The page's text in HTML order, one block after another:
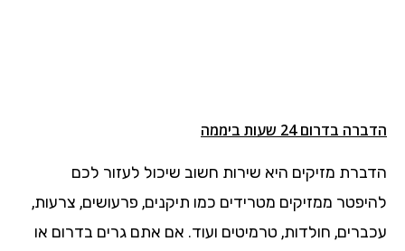
הדברה בדרום 24 שעות ביממה
הדברת מזיקים היא שירות חשוב שיכול לעזור לכם
להיפטר ממזיקים מטרידים כמו תיקנים, פרעושים, צרעות,
עכברים, חולדות, טרמיטים ועוד. אם אתם גרים בדרום או